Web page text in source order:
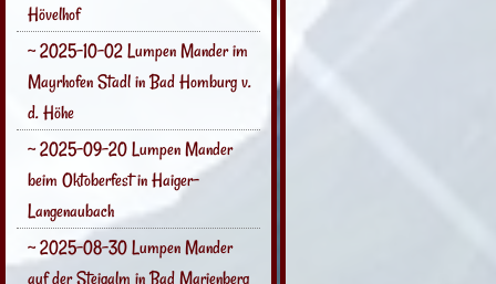
Hövelhof
~ 2025-10-02 Lumpen Mander im
Mayrhofen Stadl in Bad Homburg v.
d. Höhe
~ 2025-09-20 Lumpen Mander
beim Oktoberfest in Haiger-
Langenaubach
~ 2025-08-30 Lumpen Mander
auf der Steigalm in Bad Marienberg